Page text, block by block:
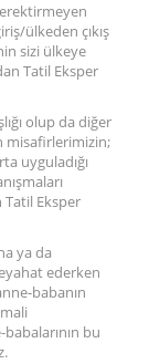
ülkeden çıkış
sizi ülkeye
Tatil Eksper
olup da diğer
misafirlerimizin;
uyguladığı
Eksper
ya da
ederken
babanın
bu